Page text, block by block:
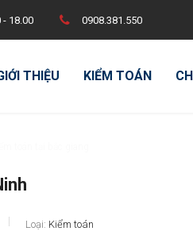
- 18.00 0908.381.550
THIỆU KIỂM TOÁN
Loại: Kiểm toán